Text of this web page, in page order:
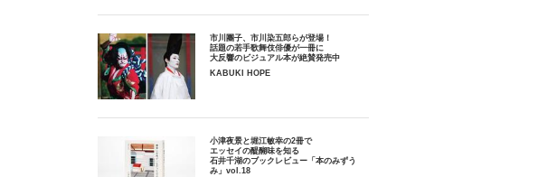
市川團子、市川染五郎らが登場！
話題の若手歌舞伎俳優が一冊に
大反響のビジュアル本が絶賛発売中
KABUKI HOPE
小津夜景と堀江敏幸の2冊で
エッセイの醍醐味を知る
石井千湖のブックレビュー「本のみずう
み」vol.18